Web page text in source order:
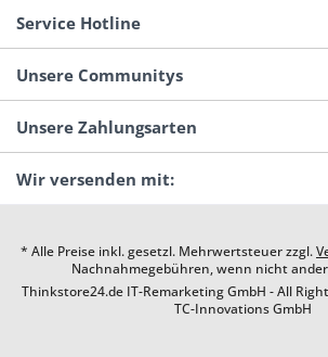
Service Hotline
Unsere Communitys
Unsere Zahlungsarten
Wir versenden mit:
* Alle Preise inkl. gesetzl. Mehrwertsteuer zzgl.
Nachnahmegebühren, wenn nicht
Thinkstore24.de IT-Remarketing GmbH - All
TC-Innovations GmbH